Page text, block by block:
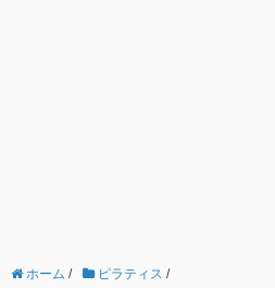
ホーム / ピラティス /